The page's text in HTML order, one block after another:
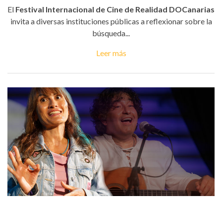
El Festival Internacional de Cine de Realidad DOCanarias
invita a diversas instituciones públicas a reflexionar sobre la
búsqueda...
Leer más